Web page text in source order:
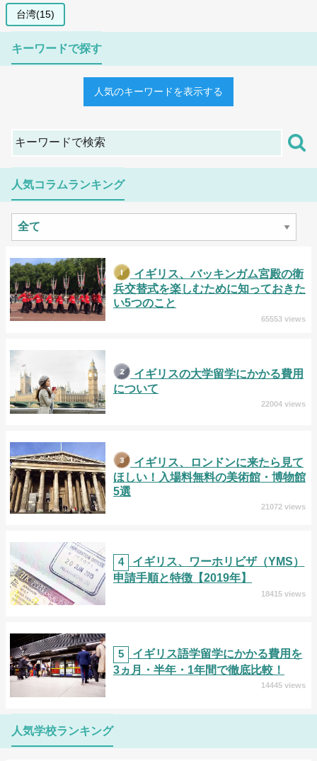
台湾(15)
キーワードで探す
人気のキーワードを表示する
人気コラムランキング
イギリス、バッキンガム宮殿の衛
兵交替式を楽しむために知っておきた
い5つのこと
65553 views
イギリスの大学留学にかかる費用
について
22004 views
イギリス、ロンドンに来たら見て
ほしい！入場料無料の美術館・博物館
5選
21072 views
4
イギリス、ワーホリビザ（YMS）
申請手順と特徴【2019年】
18415 views
5
イギリス語学留学にかかる費用を
3ヵ月・半年・1年間で徹底比較！
14445 views
人気学校ランキング